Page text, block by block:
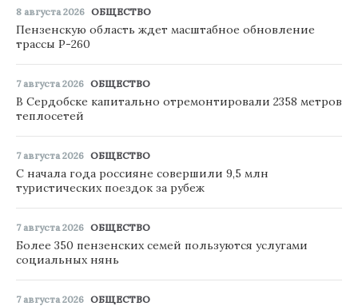
8 августа 2026 ОБЩЕСТВО
Пензенскую область ждет масштабное обновление
трассы Р-260
7 августа 2026 ОБЩЕСТВО
В Сердобске капитально отремонтировали 2358 метров
теплосетей
7 августа 2026 ОБЩЕСТВО
С начала года россияне совершили 9,5 млн
туристических поездок за рубеж
7 августа 2026 ОБЩЕСТВО
Более 350 пензенских семей пользуются услугами
социальных нянь
7 августа 2026 ОБЩЕСТВО